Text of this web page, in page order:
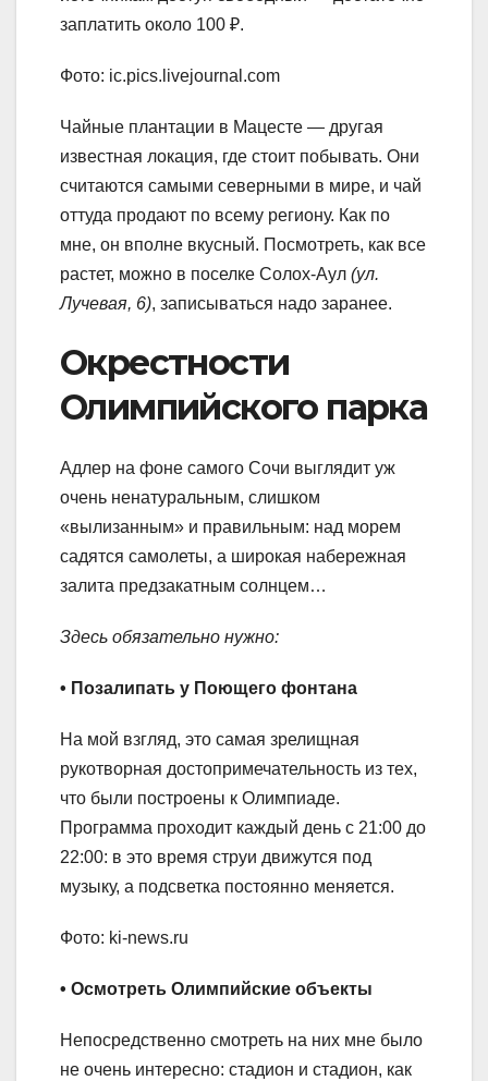
заплатить около 100 ₽.
Фото: ic.pics.livejournal.com
Чайные плантации в Мацесте — другая
известная локация, где стоит побывать. Они
считаются самыми северными в мире, и чай
оттуда продают по всему региону. Как по
мне, он вполне вкусный. Посмотреть, как все
растет, можно в поселке Солох-Аул (ул.
Лучевая, 6), записываться надо заранее.
Окрестности
Олимпийского парка
Адлер на фоне самого Сочи выглядит уж
очень ненатуральным, слишком
«вылизанным» и правильным: над морем
садятся самолеты, а широкая набережная
залита предзакатным солнцем…
Здесь обязательно нужно:
• Позалипать у Поющего фонтана
На мой взгляд, это самая зрелищная
рукотворная достопримечательность из тех,
что были построены к Олимпиаде.
Программа проходит каждый день с 21:00 до
22:00: в это время струи движутся под
музыку, а подсветка постоянно меняется.
Фото: ki-news.ru
• Осмотреть Олимпийские объекты
Непосредственно смотреть на них мне было
не очень интересно: стадион и стадион, как